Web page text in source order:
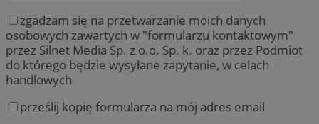
zgadzam się na przetwarzanie moich danych
osobowych zawartych w "formularzu kontaktowym"
przez Silnet Media Sp. z o.o. Sp. k. oraz przez Podmiot
do którego będzie wysyłane zapytanie, w celach
handlowych
prześlij kopię formularza na mój adres email